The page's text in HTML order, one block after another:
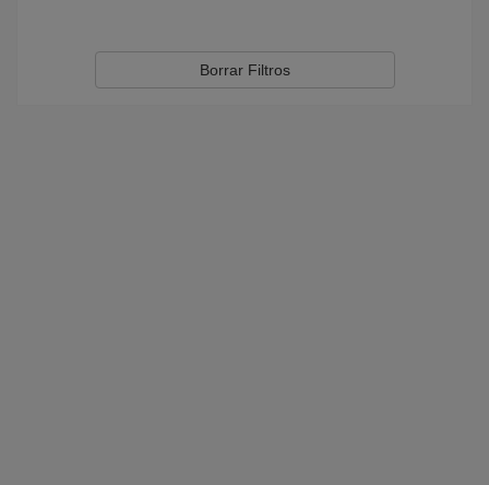
Borrar Filtros